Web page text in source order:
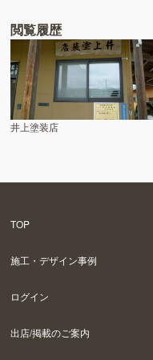
閲覧履歴
井上塗装店
TOP
施工・デザイン事例
ログイン
出店/掲載のご案内